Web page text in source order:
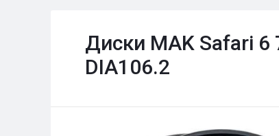
Диски MAK Safari 6
DIA106.2